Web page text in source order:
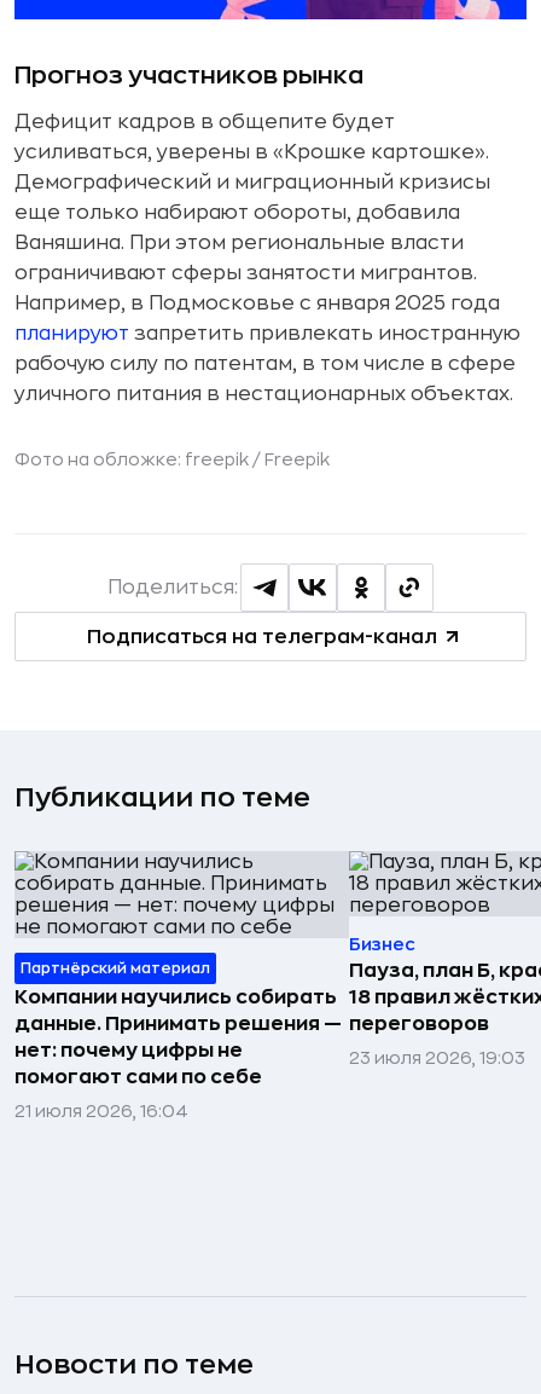
Прогноз участников рынка
Дефицит кадров в общепите будет
усиливаться, уверены в «Крошке картошке».
Демографический и миграционный кризисы
еще только набирают обороты, добавила
Ваняшина. При этом региональные власти
ограничивают сферы занятости мигрантов.
Например, в Подмосковье с января 2025 года
планируют запретить привлекать иностранную
рабочую силу по патентам, в том числе в сфере
уличного питания в нестационарных объектах.
Фото на обложке: freepik / Freepik
Подписаться на телеграм-канал
Поделиться:
Публикации по теме
Партнёрский материал
Компании научились собирать
данные. Принимать решения —
нет: почему цифры не
помогают сами по себе
21 июля 2026, 16:04
Бизнес
Пауза, план Б,
18 правил
переговоров
23 июля 2026, 19:03
Новости по теме